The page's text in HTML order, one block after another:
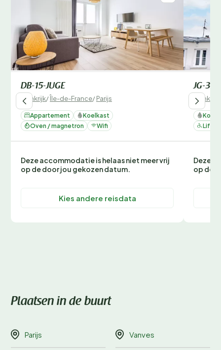
DB-15-JUGE
Frankrijk/Île-de-France/Parijs
Appartement
Koelkast
Oven / magnetron
Wifi
Deze accommodatie is helaas niet meer vrij
op de door jou gekozen datum.
Kies andere reisdata
JG-3-
Frankrijk
Lift
Deze
op de
Plaatsen in de buurt
Parijs Vanves